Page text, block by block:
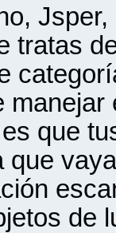
tratas
que
que
de